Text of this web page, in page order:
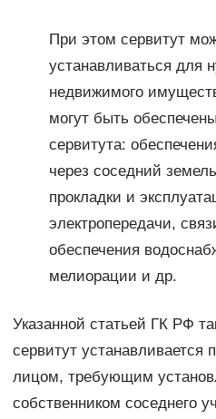
При этом сервитут
устанавливаться для
недвижимого
могут быть
сервитута:
через соседний
прокладки и
электропередачи,
обеспечения
мелиорации и др.
Указанной статьей ГК РФ
сервитут
лицом, требующим
собственником соседнего